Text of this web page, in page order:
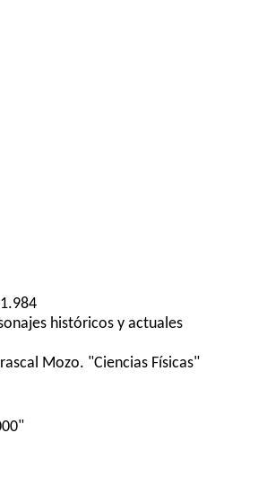
históricos y actuales
Mozo. "Ciencias Físicas"